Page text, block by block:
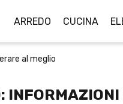
ARREDO CUCINA
al meglio